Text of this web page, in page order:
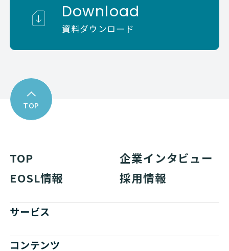
Download
資料ダウンロード
TOP
TOP
企業インタビュー
EOSL情報
採用情報
サービス
コンテンツ